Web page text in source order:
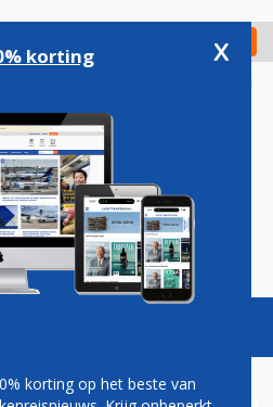
Check in
Vacatures
korting x
korting op het beste van